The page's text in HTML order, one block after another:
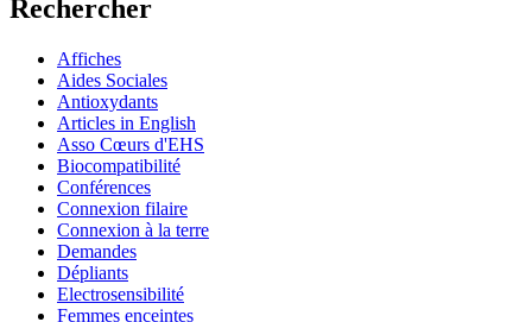
Rechercher
Affiches
Aides Sociales
Antioxydants
Articles in English
Asso Cœurs d'EHS
Biocompatibilité
Conférences
Connexion filaire
Connexion à la terre
Demandes
Dépliants
Electrosensibilité
Femmes enceintes